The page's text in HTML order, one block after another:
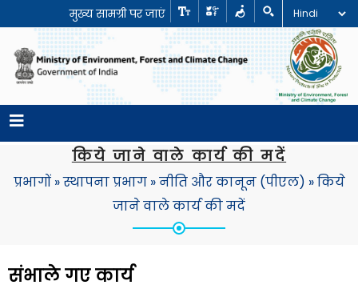
मुख्य सामग्री पर जाएं
किये जाने वाले कार्य की मदें
प्रभागों»स्थापना प्रभाग»नीति और कानून (पीएल) »किये
जाने वाले कार्य की मदें
संभाले गए कार्य